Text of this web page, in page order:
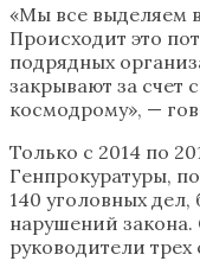
«Мы все выделяем
Происходит это
подрядных
закрывают за счет
космодрому», —
Только с 2014 по
Генпрокуратуры,
140 уголовных дел,
нарушений закона.
руководители